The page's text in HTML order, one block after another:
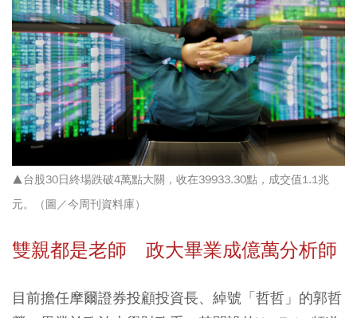
▲台股30日終場跌破4萬點大關，收在39933.30點，成交值1.1兆
元。（圖／今周刊資料庫）
雙親都是老師 政大畢業成億萬分析師
目前擔任摩爾證券投顧投資長、綽號「哲哲」的郭哲